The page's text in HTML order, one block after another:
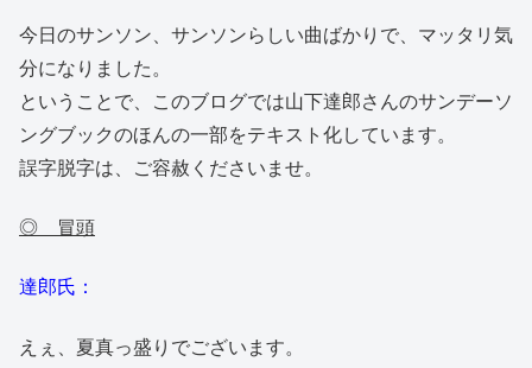
今日のサンソン、サンソンらしい曲ばかりで、マッタリ気
分になりました。
ということで、このブログでは山下達郎さんのサンデーソ
ングブックのほんの一部をテキスト化しています。
誤字脱字は、ご容赦くださいませ。
◎ 冒頭
達郎氏：
えぇ、夏真っ盛りでございます。